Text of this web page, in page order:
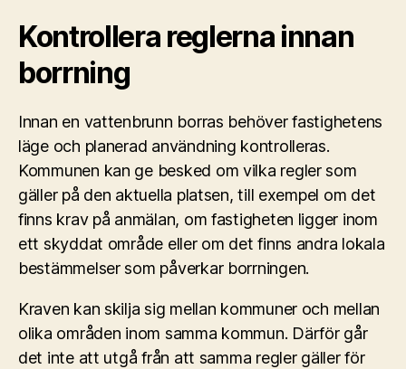
Kontrollera reglerna innan
borrning
Innan en vattenbrunn borras behöver fastighetens
läge och planerad användning kontrolleras.
Kommunen kan ge besked om vilka regler som
gäller på den aktuella platsen, till exempel om det
finns krav på anmälan, om fastigheten ligger inom
ett skyddat område eller om det finns andra lokala
bestämmelser som påverkar borrningen.
Kraven kan skilja sig mellan kommuner och mellan
olika områden inom samma kommun. Därför går
det inte att utgå från att samma regler gäller för